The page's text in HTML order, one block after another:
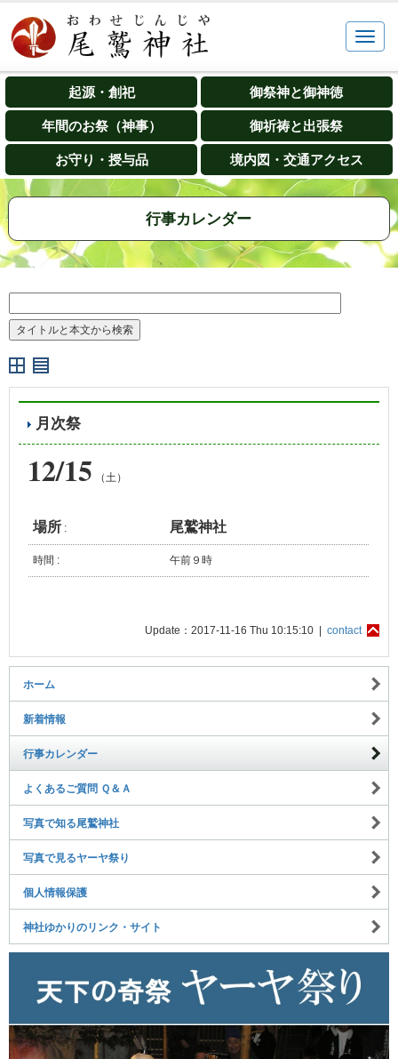
起源・創祀 御祭神と御神徳
年間のお祭（神事） 御祈祷と出張祭
お守り・授与品 境内図・交通アクセス
行事カレンダー
月次祭
12/15 （土）
場所 : 尾鷲神社
時間 : 午前９時
Update：2017-11-16 Thu 10:15:10 | contact
ホーム
新着情報
行事カレンダー
よくあるご質問 Ｑ＆Ａ
写真で知る尾鷲神社
写真で見るヤーヤ祭り
個人情報保護
神社ゆかりのリンク・サイト